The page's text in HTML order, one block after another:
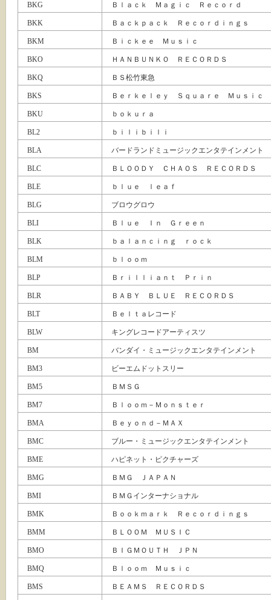
BKG Ｂｌａｃｋ Ｍａｇｉｃ Ｒｅｃｏｒｄ
BKK Ｂａｃｋｐａｃｋ Ｒｅｃｏｒｄｉｎｇｓ
BKM Ｂｉｃｋｅｅ Ｍｕｓｉｃ
BKO ＨＡＮＢＵＮＫＯ ＲＥＣＯＲＤＳ
BKQ ＢＳ松竹東急
BKS Ｂｅｒｋｅｌｅｙ Ｓｑｕａｒｅ Ｍｕｓｉｃ
BKU ｂｏｋｕｒａ
BL2 ｂｉｌｉｂｉｌｉ
BLA バードランドミュージックエンタテインメント
BLC ＢＬＯＯＤＹ ＣＨＡＯＳ ＲＥＣＯＲＤＳ
BLE ｂｌｕｅ ｌｅａｆ
BLG ブロウグロウ
BLI Ｂｌｕｅ Ｉｎ Ｇｒｅｅｎ
BLK ｂａｌａｎｃｉｎｇ ｒｏｃｋ
BLM ｂｌｏｏｍ
BLP Ｂｒｉｌｌｉａｎｔ Ｐｒｉｎ
BLR ＢＡＢＹ ＢＬＵＥ ＲＥＣＯＲＤＳ
BLT Ｂｅｌｔａレコード
BLW キングレコードアーティスツ
BM バンダイ・ミュージックエンタテインメント
BM3 ビーエムドットスリー
BM5 ＢＭＳＧ
BM7 Ｂｌｏｏｍ－Ｍｏｎｓｔｅｒ
BMA Ｂｅｙｏｎｄ－ＭＡＸ
BMC ブルー・ミュージックエンタテインメント
BME ハピネット・ピクチャーズ
BMG ＢＭＧ ＪＡＰＡＮ
BMI ＢＭＧインターナショナル
BMK Ｂｏｏｋｍａｒｋ Ｒｅｃｏｒｄｉｎｇｓ
BMM ＢＬＯＯＭ ＭＵＳＩＣ
BMO ＢＩＧＭＯＵＴＨ ＪＰＮ
BMQ Ｂｌｏｏｍ Ｍｕｓｉｃ
BMS ＢＥＡＭＳ ＲＥＣＯＲＤＳ